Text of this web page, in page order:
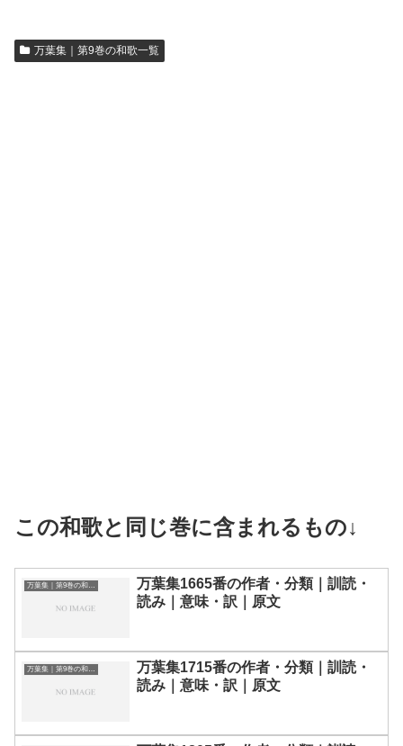
万葉集｜第9巻の和歌一覧
この和歌と同じ巻に含まれるもの↓
万葉集1665番の作者・分類｜訓読・
読み｜意味・訳｜原文
万葉集｜第9巻の和歌一覧
万葉集1715番の作者・分類｜訓読・
読み｜意味・訳｜原文